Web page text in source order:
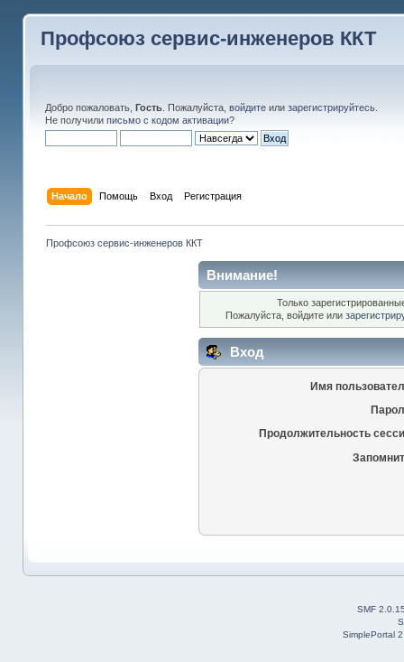
Профсоюз сервис-инженеров ККТ
Добро пожаловать, Гость. Пожалуйста, войдитеили зарегистрируйтесь.
Не получили письмо с кодом активации?
Начало Помощь Вход Регистрация
Профсоюз сервис-инженеров ККТ
Внимание!
Только
Пожалуйста, войдите или
Вход
Имя
Продолжительность
SMF
SimplePortal